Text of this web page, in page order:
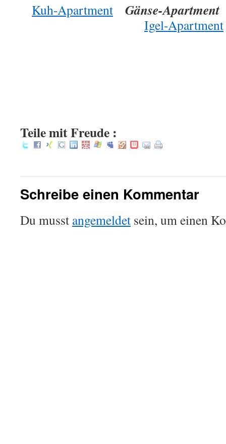
Kuh-Apartment Gänse-Apartment
Igel-Apartment
Teile mit Freude :
Schreibe einen Kommentar
Du musst angemeldet sein, um einen